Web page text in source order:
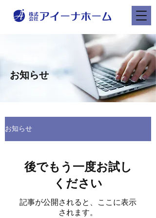
お知らせ
お知らせ
後でもう一度お試し
ください
記事が公開されると、ここに表示
されます。